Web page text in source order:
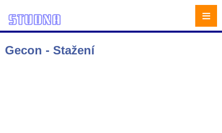
Gecon - Stažení
≡